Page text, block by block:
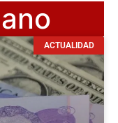
ACTUALIDAD